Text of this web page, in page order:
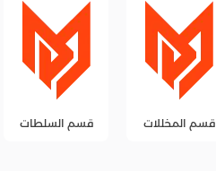
قسم السلطات قسم الالبان